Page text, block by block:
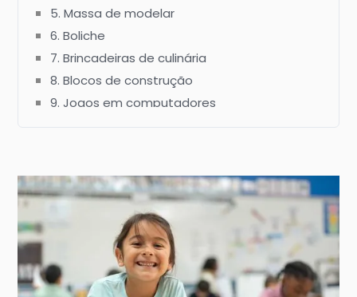
5. Massa de modelar
6. Boliche
7. Brincadeiras de culinária
8. Blocos de construção
9. Jogos em computadores